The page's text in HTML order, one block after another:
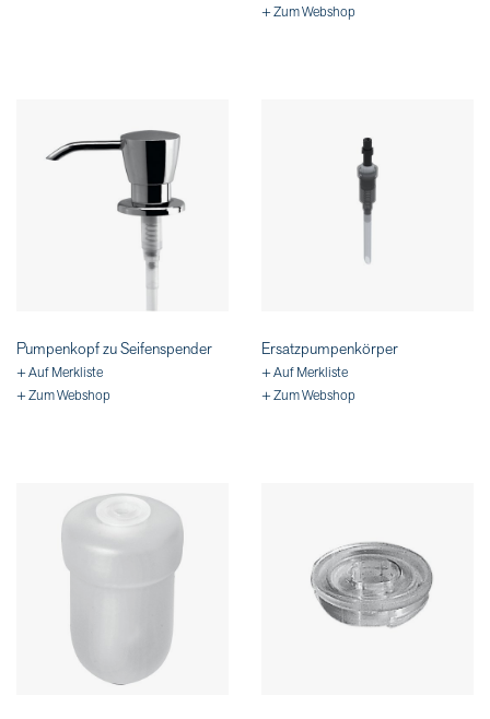
+ Zum Webshop
Pumpenkopf zu Seifenspender
+ Auf Merkliste
+ Zum Webshop
Ersatzpumpenkörper
+ Auf Merkliste
+ Zum Webshop